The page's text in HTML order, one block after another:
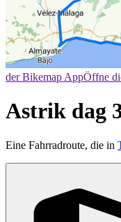
der Bikemap AppÖffne
Astrik dag
Eine Fahrradroute, die in